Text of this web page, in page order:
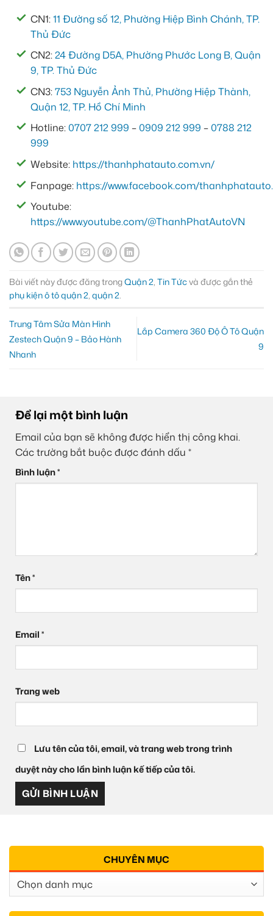
CN1:11 Đường số 12, Phường Hiệp Bình Chánh, TP.
Thủ Đức
CN2:24 Đường D5A, Phường Phước Long B, Quận
9, TP. Thủ Đức
CN3:753 Nguyễn Ảnh Thủ, Phường Hiệp Thành,
Quận 12, TP. Hồ Chí Minh
Hotline:0707 212 999 –0909 212 999 –0788 212
999
Website: https://thanhphatauto.com.vn/
Fanpage: https://www.facebook.com/
Youtube:
https://www.youtube.com/@ThanhPhatAutoVN
Bài viết này được đăng trongQuận 2, Tin Tứcvà được gắn thẻ
phụ kiện ô tô quận 2, quận 2.
Trung Tâm Sửa Màn Hình
Zestech Quận 9 – Bảo Hành
Nhanh
Lắp Camera 360 Độ Ô Tô Quận
9
Để lại một bình luận
Email của bạn sẽ không được hiển thị công khai.
Các trường bắt buộc được đánh dấu *
Bình luận*
Tên*
Email*
Trang web
Lưu tên của tôi, email, và trang web trong trình
duyệt này cho lần bình luận kế tiếp của tôi.
CHUYÊN MỤC
Chuyên
Mục